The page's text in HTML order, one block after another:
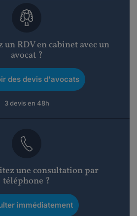
un RDV en cabinet avec un
avocat ?
des devis d'avocats
3 devis en 48h
une consultation par
téléphone ?
immédiatement